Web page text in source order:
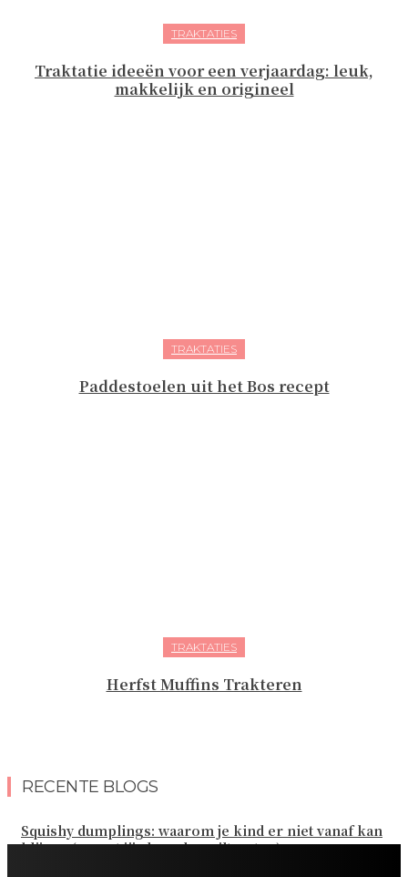
TRAKTATIES
Traktatie ideeën voor een verjaardag: leuk,
makkelijk en origineel
TRAKTATIES
Paddestoelen uit het Bos recept
TRAKTATIES
Herfst Muffins Trakteren
RECENTE BLOGS
Squishy dumplings: waarom je kind er niet vanaf kan
blijven (en wat jij als ouder wilt weten)